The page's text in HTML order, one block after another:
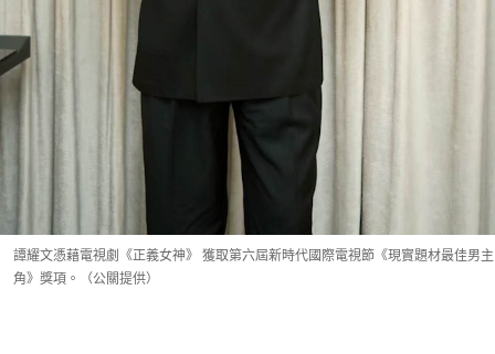
譚耀文憑藉電視劇《正義女神》 獲取第六屆新時代國際電視節《現實題材最佳男主
角》獎項。（公關提供）